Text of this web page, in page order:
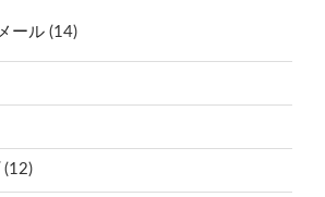
ール (14)
(12)